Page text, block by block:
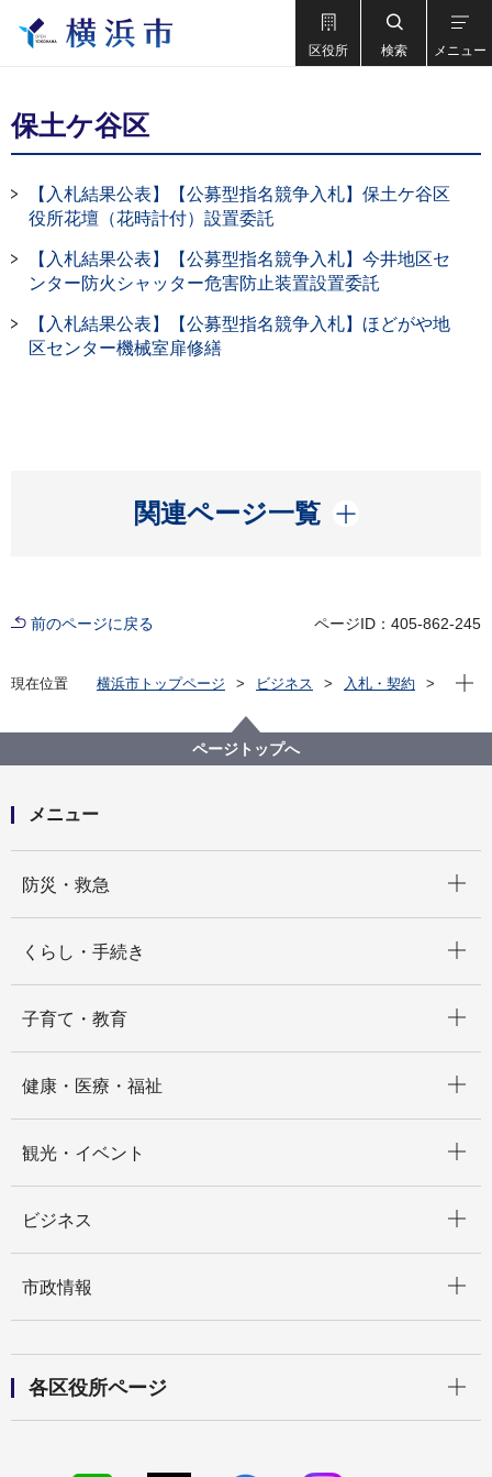
区役所 検索 メニュー
保土ケ谷区
【入札結果公表】【公募型指名競争入札】保土ケ谷区
役所花壇（花時計付）設置委託
【入札結果公表】【公募型指名競争入札】今井地区セ
ンター防火シャッター危害防止装置設置委託
【入札結果公表】【公募型指名競争入札】ほどがや地
区センター機械室扉修繕
関連ページ一覧
開く
前のページに戻る ページID：405-862-245
現在位置 横浜市トップページ ビジネス
入札・契約
現在
ページトップへ
メニュー
防災・救急
くらし・手続き
子育て・教育
健康・医療・福祉
観光・イベント
ビジネス
市政情報
各区役所ページ